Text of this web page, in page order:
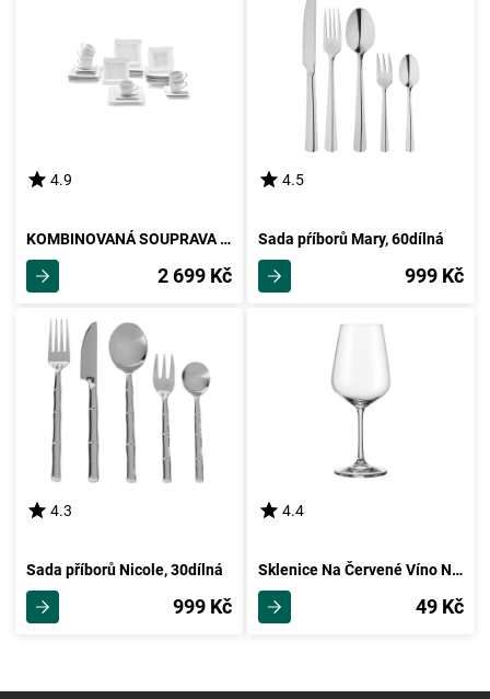
4.9
KOMBINOVANÁ SOUPRAVA 30-Dílný, Katja -Akt-
2 699 Kč
4.5
Sada pŕíborů Mary, 60dílná
999 Kč
4.3
Sada příborů Nicole, 30dílná
999 Kč
4.4
Sklenice Na Červené Víno Norma
49 Kč